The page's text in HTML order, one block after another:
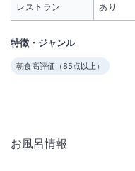
レストラン あり
特徴・ジャンル
朝食高評価（85点以上）
お風呂情報